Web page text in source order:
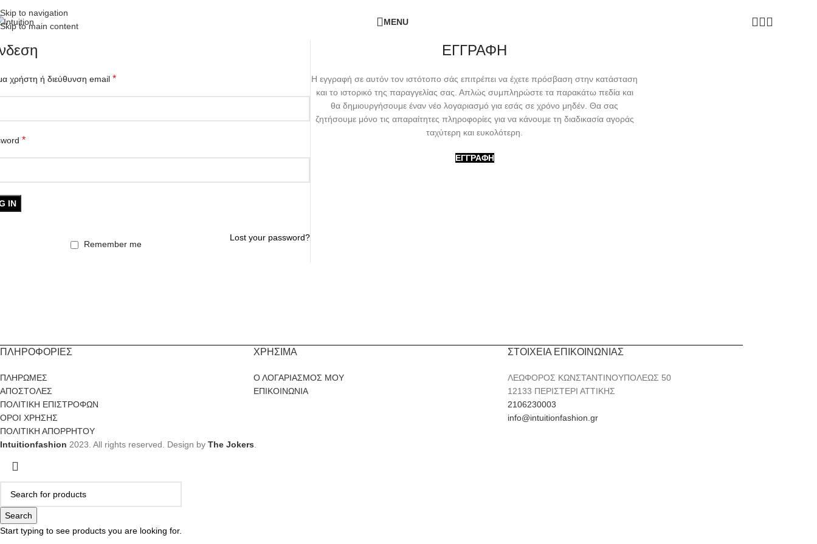
Skip to navigation
Skip to main content
MENU
χρήστη ή διεύθυνση email *
*
IN
Lost your password?
Remember me
ΕΓΓΡΑΦΗ
Η εγγραφή σε αυτόν τον ιστότοπο σάς επιτρέπει να έχετε πρόσβαση στην κατάσταση
και το ιστορικό της παραγγελίας σας. Απλώς συμπληρώστε τα παρακάτω πεδία και
θα δημιουργήσουμε έναν νέο λογαριασμό για εσάς σε χρόνο μηδέν. Θα σας
ζητήσουμε μόνο τις απαραίτητες πληροφορίες για να κάνουμε τη διαδικασία αγοράς
ταχύτερη και ευκολότερη.
ΕΓΓΡΑΦΉ
ΠΛΗΡΟΦΟΡΙΕΣ
ΠΛΗΡΩΜΕΣ
ΑΠΟΣΤΟΛΕΣ
ΠΟΛΙΤΙΚΗ ΕΠΙΣΤΡΟΦΩΝ
ΟΡΟΙ ΧΡΗΣΗΣ
ΠΟΛΙΤΙΚΗ ΑΠΟΡΡΗΤΟΥ
ΧΡΗΣΙΜΑ
Ο ΛΟΓΑΡΙΑΣΜΟΣ ΜΟΥ
ΕΠΙΚΟΙΝΩΝΙΑ
ΣΤΟΙΧΕΙΑ ΕΠΙΚΟΙΝΩΝΙΑΣ
ΛΕΩΦΟΡΟΣ ΚΩΝΣΤΑΝΤΙΝΟΥΠΟΛΕΩΣ 50
12133 ΠΕΡΙΣΤΕΡΙ ΑΤΤΙΚΗΣ
2106230003
info@intuitionfashion.gr
Intuitionfashion 2023. All rights reserved. Design by The Jokers
Search
Start typing to see products you are looking for.